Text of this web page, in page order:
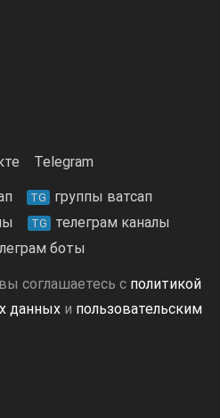
Telegram
TG группы ватсап
TG телеграм каналы
боты
соглашаетесь с политикой
данных и пользовательским